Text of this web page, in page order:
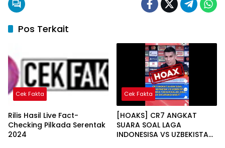
Pos Terkait
Cek Fakta
Rilis Hasil Live Fact-
Checking Pilkada Serentak
2024
Cek Fakta
[HOAKS] CR7 ANGKAT
SUARA SOAL LAGA
INDONESISA VS UZBEKISTAN